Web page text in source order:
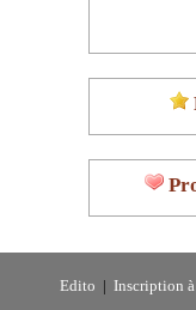
Edito Inscription